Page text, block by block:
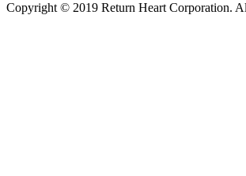
Copyright © 2019 Return Heart Corporation.